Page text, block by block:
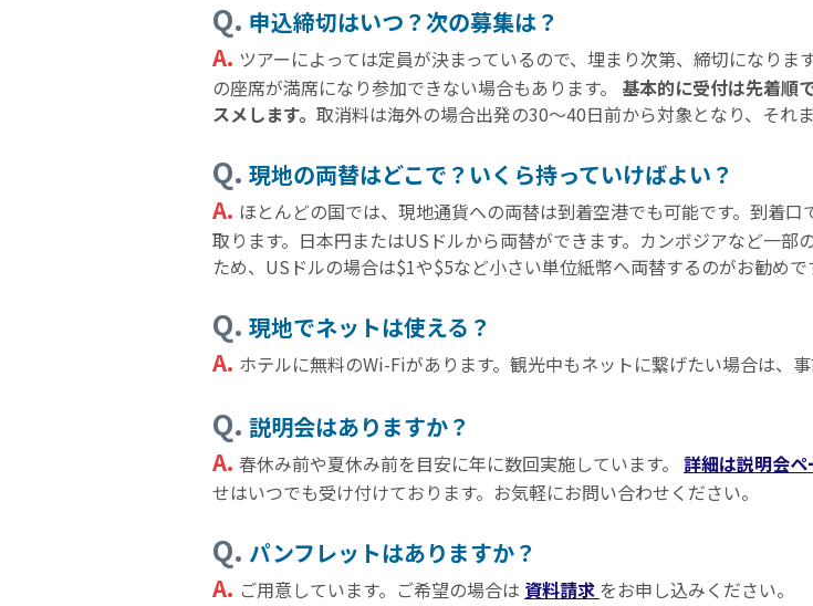
Q. 申込締切はいつ？次の募集は？
A. ツアーによっては定員が決まっているので、埋まり次第、締切になり
の座席が満席になり参加できない場合もあります。 基本的に受付は先着順
スメします。 取消料は海外の場合出発の30〜40日前から対象となり、それ
Q. 現地の両替はどこで？いくら持っていけばよい？
A. ほとんどの国では、現地通貨への両替は到着空港でも可能です。到着
取ります。日本円またはUSドルから両替ができます。カンボジアなど一
ため、USドルの場合は$1や$5など小さい単位紙幣へ両替するのがお勧めで
Q. 現地でネットは使える？
A. ホテルに無料のWi-Fiがあります。観光中もネットに繋げたい場合は、
Q. 説明会はありますか？
A. 春休み前や夏休み前を目安に年に数回実施しています。 詳細は説明会ペ
せはいつでも受け付けております。お気軽にお問い合わせください。
Q. パンフレットはありますか？
A. ご用意しています。ご希望の場合は 資料請求 をお申し込みください。